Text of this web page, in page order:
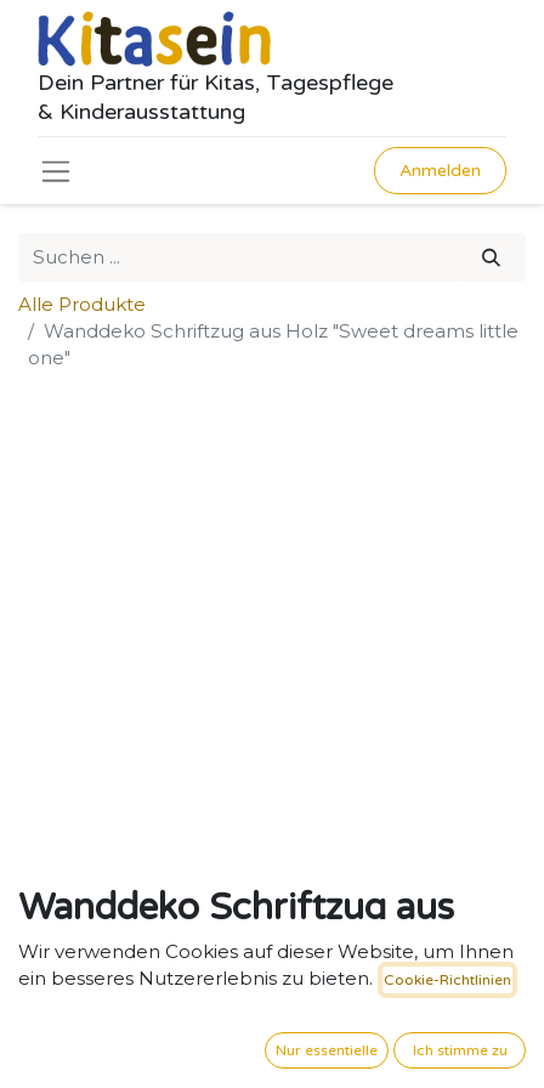
Dein Partner für Kitas, Tagespflege
& Kinderausstattung
Anmelden
Alle Produkte
Wanddeko Schriftzug aus Holz "Sweet dreams little
one"
Wanddeko Schriftzug aus
Holz "Sweet dreams little
one"
Beruhigende Wandbotschaft für liebevolle Schlaf- und
Wir verwenden Cookies auf dieser Website, um Ihnen
ein besseres Nutzererlebnis zu bieten.
Cookie-Richtlinien
Nur essentielle Ich stimme zu